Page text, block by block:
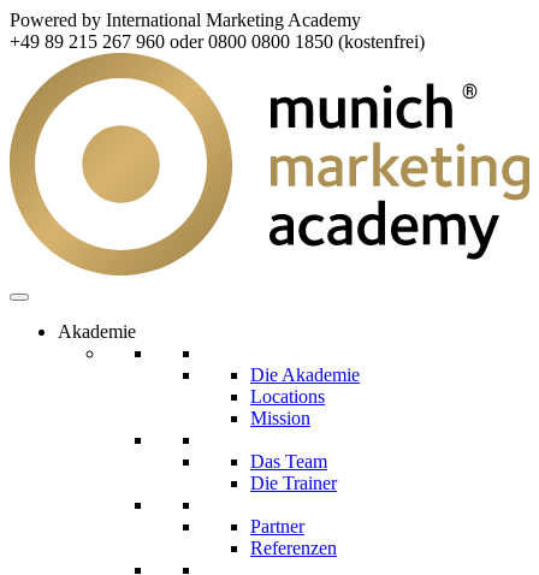
Powered by International Marketing Academy
+49 89 215 267 960 oder 0800 0800 1850 (kostenfrei)
Akademie
Die Akademie
Locations
Mission
Das Team
Die Trainer
Partner
Referenzen